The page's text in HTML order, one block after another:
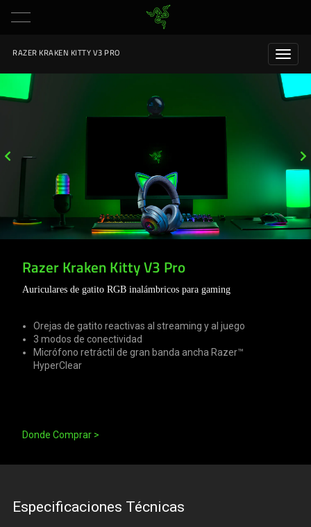
RAZER KRAKEN KITTY V3 PRO
Razer Kraken Kitty V3 Pro
Auriculares de gatito RGB inalámbricos para gaming
Orejas de gatito reactivas al streaming y al juego
3 modos de conectividad
Micrófono retráctil de gran banda ancha Razer™
HyperClear
Donde Comprar >
Especificaciones Técnicas